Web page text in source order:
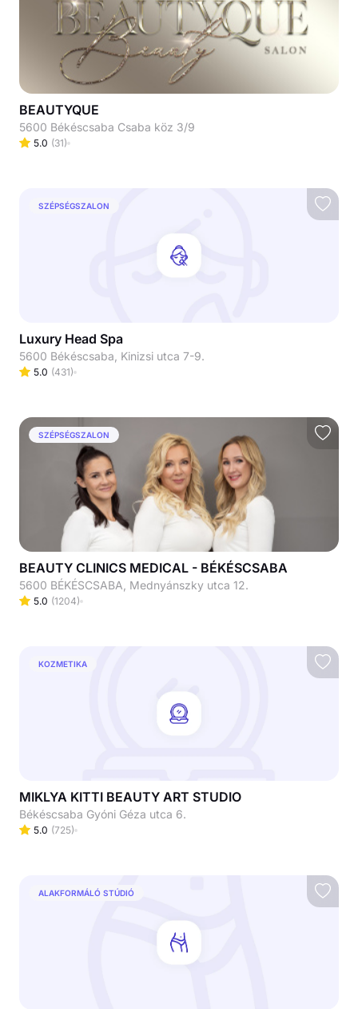
BEAUTYQUE
5600 Békéscsaba Csaba köz 3/9
5.0 (31)
SZÉPSÉGSZALON
Luxury Head Spa
5600 Békéscsaba, Kinizsi utca 7-9.
5.0 (431)
SZÉPSÉGSZALON
BEAUTY CLINICS MEDICAL - BÉKÉSCSABA
5600 BÉKÉSCSABA, Mednyánszky utca 12.
5.0 (1204)
KOZMETIKA
MIKLYA KITTI BEAUTY ART STUDIO
Békéscsaba Gyóni Géza utca 6.
5.0 (725)
ALAKFORMÁLÓ STÚDIÓ